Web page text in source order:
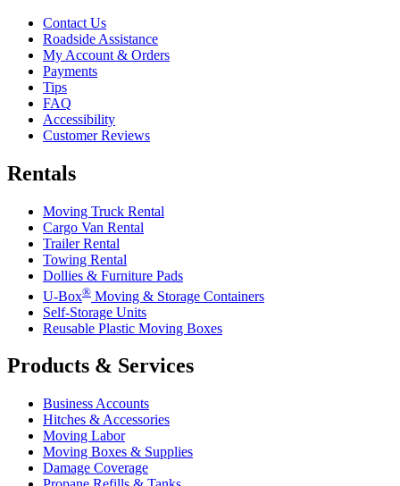
Contact Us
Roadside Assistance
My Account & Orders
Payments
Tips
FAQ
Accessibility
Customer Reviews
Rentals
Moving Truck Rental
Cargo Van Rental
Trailer Rental
Towing Rental
Dollies & Furniture Pads
U-Box® Moving & Storage Containers
Self-Storage Units
Reusable Plastic Moving Boxes
Products & Services
Business Accounts
Hitches & Accessories
Moving Labor
Moving Boxes & Supplies
Damage Coverage